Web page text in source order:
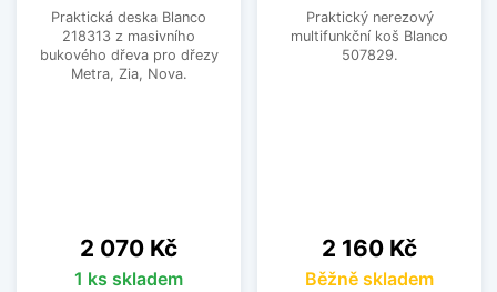
Praktická deska Blanco
218313 z masivního
bukového dřeva pro dřezy
Metra, Zia, Nova.
Cena
2 070 Kč
1 ks skladem
Praktický nerezový
multifunkční koš Blanco
507829.
Cena
2 160 Kč
Běžně skladem